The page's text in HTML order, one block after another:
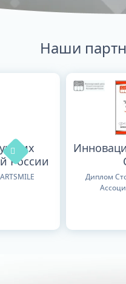
Наши
России
Диплом